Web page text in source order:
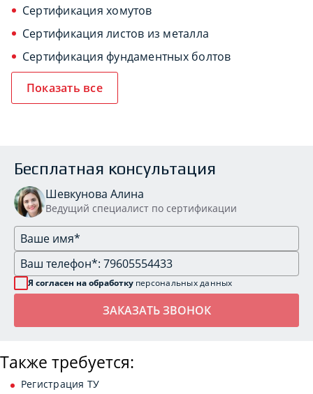
Сертификация хомутов
Сертификация листов из металла
Сертификация фундаментных болтов
Показать все
Бесплатная консультация
Шевкунова Алина
Ведущий специалист по сертификации
Я согласен на обработку персональных данных
Также требуется:
Регистрация ТУ